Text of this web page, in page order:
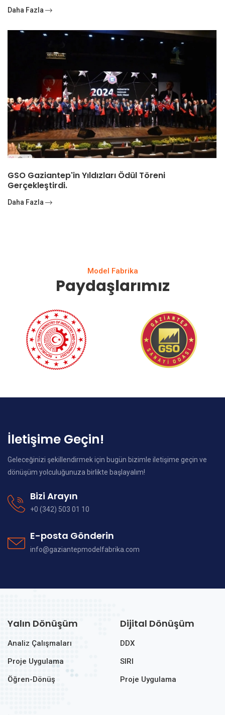
Daha Fazla
GSO Gaziantep'in Yıldızları Ödül Töreni
Gerçekleştirdi.
Daha Fazla
Model Fabrika
Paydaşlarımız
İletişime Geçin!
Geleceğinizi şekillendirmek için bugün bizimle iletişime geçin ve
dönüşüm yolculuğunuza birlikte başlayalım!
Bizi Arayın
+0 (342) 503 01 10
E-posta Gönderin
info@gaziantepmodelfabrika.com
Yalın Dönüşüm
Analiz Çalışmaları
Proje Uygulama
Öğren-Dönüş
Dijital Dönüşüm
DDX
SIRI
Proje Uygulama